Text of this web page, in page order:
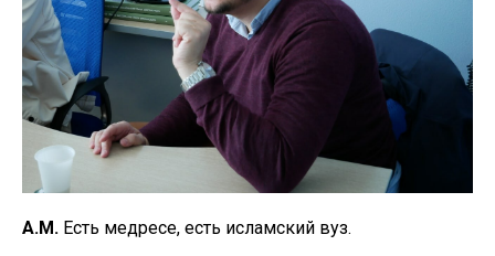
А.М. Есть медресе, есть исламский вуз.